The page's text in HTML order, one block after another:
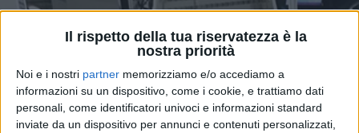
Il rispetto della tua riservatezza è la
nostra priorità
Noi e i nostri partner memorizziamo e/o accediamo a
informazioni su un dispositivo, come i cookie, e trattiamo dati
personali, come identificatori univoci e informazioni standard
inviate da un dispositivo per annunci e contenuti personalizzati,